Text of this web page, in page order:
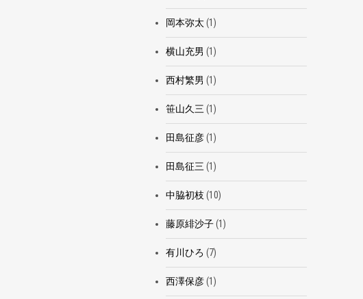
岡本弥太 (1)
横山充男 (1)
西村繁男 (1)
笹山久三 (1)
田島征彦(1)
田島征三 (1)
中脇初枝 (10)
藤原緋沙子(1)
有川ひろ (7)
西澤保彦(1)